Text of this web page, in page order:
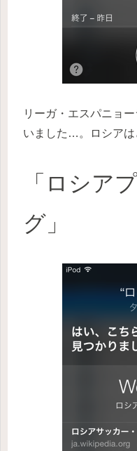
リーガ・エスパニョ
いました…。ロシアは
「ロシア
グ」